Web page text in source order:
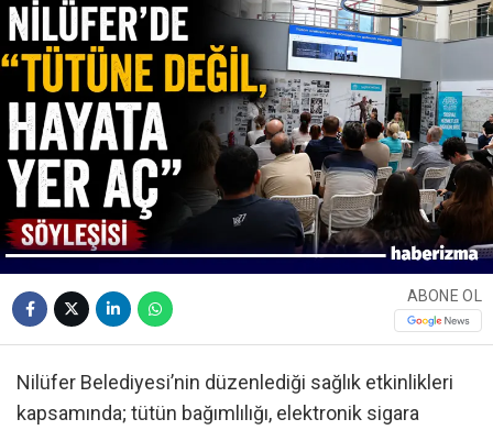
ABONE OL
Nilüfer Belediyesi’nin düzenlediği sağlık etkinlikleri
kapsamında; tütün bağımlılığı, elektronik sigara